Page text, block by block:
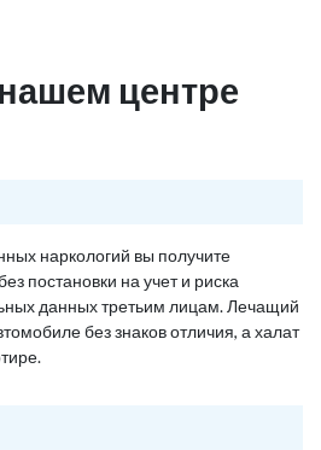
центре
наркологий вы получите
постановки на учет и риска
данных третьим лицам. Лечащий
без знаков отличия, а халат